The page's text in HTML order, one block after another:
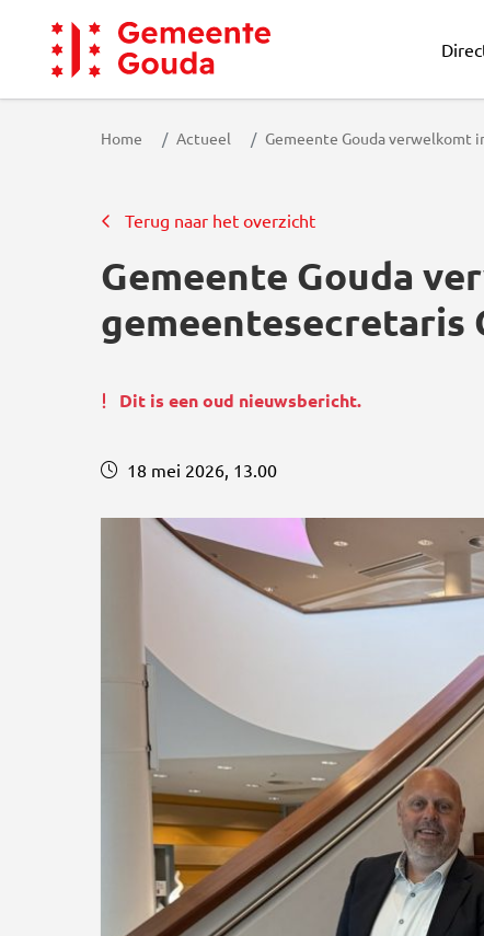
Gemeente Gouda
Home Actueel Gemeente Gouda verwelkomt
Terug naar het overzicht
Gemeente Gouda
gemeentesecretaris
Dit is een oud nieuwsbericht.
18 mei 2026, 13.00